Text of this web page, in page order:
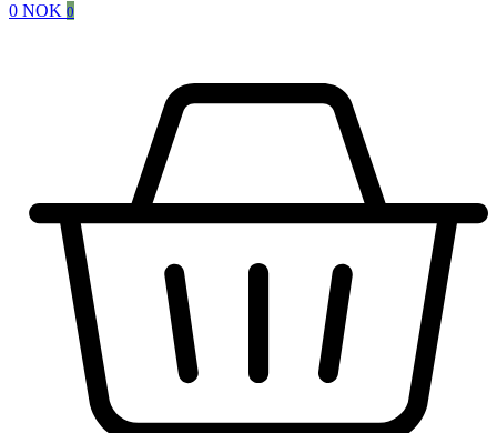
0 NOK 0